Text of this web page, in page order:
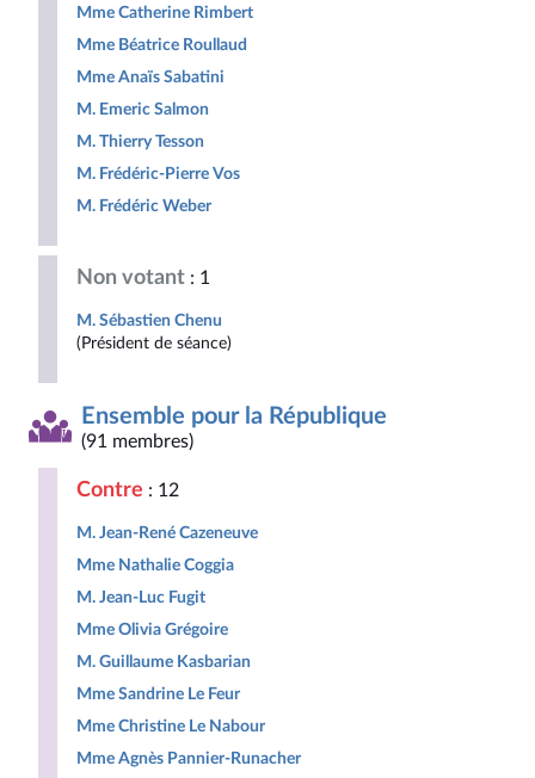
Mme Catherine Rimbert
Mme Béatrice Roullaud
Mme Anaïs Sabatini
M. Emeric Salmon
M. Thierry Tesson
M. Frédéric-Pierre Vos
M. Frédéric Weber
Non votant : 1
M. Sébastien Chenu
(Président de séance)
Ensemble pour la République
(91 membres)
Contre : 12
M. Jean-René Cazeneuve
Mme Nathalie Coggia
M. Jean-Luc Fugit
Mme Olivia Grégoire
M. Guillaume Kasbarian
Mme Sandrine Le Feur
Mme Christine Le Nabour
Mme Agnès Pannier-Runacher